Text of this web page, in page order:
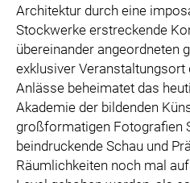
Architektur durch eine
Stockwerke erstreckende
übereinander angeordneten
exklusiver
Anlässe beheimatet das
Akademie der bildenden
großformatigen Fotografien
beindruckende Schau und
Räumlichkeiten noch mal